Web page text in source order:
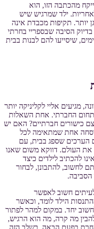
מהכתבה הזו, הוא
ילד שמרגיש שיש
יותר. תקיפות מכבדת אינה
הסיבה שבספריי בחרתי
שיסייעו להם לבנות בבית
מגיעים אליי לקליניקה יותר
החברתי. אחת השאלות
כישורים חברתיים? האם יש
אחת שמתאימה לכל
הערכים שספג בבית, עם
העולם. דווקא משום שאנו
להכתיב לילדים כיצד
לחשוב, להתבונן, לבחור
הסביבה.
חשוב לאפשר
הילד לומד, וכאשר
יחד. במקום למהר לפתור
מה קרה, מה הוא הרגיש,